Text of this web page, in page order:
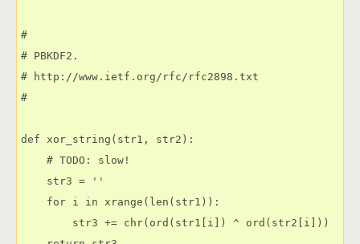
#
# PBKDF2.
# http://www.ietf.org/rfc/rfc2898.txt
#
def xor_string(str1, str2):
    # TODO: slow!
    str3 = ''
    for i in xrange(len(str1)):
        str3 += chr(ord(str1[i]) ^ ord(str2[i]))